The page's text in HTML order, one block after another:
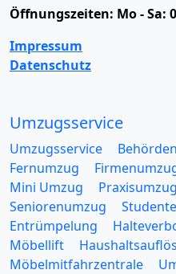
Öffnungszeiten: Mo - Sa:
Impressum
Datenschutz
Umzugsservice
Umzugsservice
Fernumzug
Mini Umzug
Praxisumzug
Seniorenumzug
Entrümpelung
Möbellift
Möbelmitfahrzentrale